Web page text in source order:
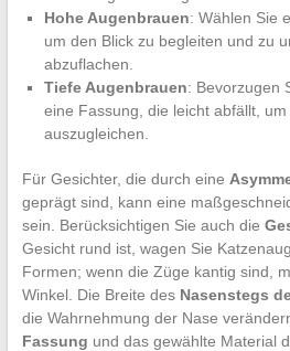
Hohe Augenbrauen: Wählen Sie
um den Blick zu begleiten und zu
abzuflachen.
Tiefe Augenbrauen: Bevorzugen
eine Fassung, die leicht abfällt,
auszugleichen.
Für Gesichter, die durch eine
geprägt sind, kann eine
sein. Berücksichtigen Sie auch die
Gesicht rund ist, wagen Sie
Formen; wenn die Züge kantig sind,
Winkel. Die Breite des Nasenstegs
die Wahrnehmung der Nase
Fassung und das gewählte Material